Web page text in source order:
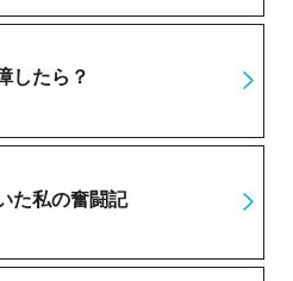
したら？
た私の奮闘記